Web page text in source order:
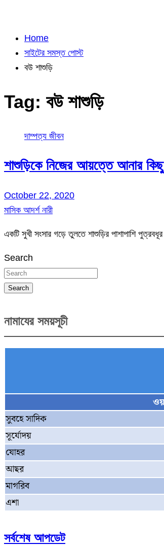
Home
সাইটের সমস্ত পোস্ট
বউ শাশুড়ি
Tag: বউ শাশুড়ি
দাম্পত্য জীবন
শাশুড়িকে নিজের আয়ত্তে আনার কিছু
October 22, 2020
মাসিক আদর্শ নারী
একটি সুখী সংসার গড়ে তুলতে শাশুড়ির পাশাপাশি
Search
Search
নামাযের সময়সূচী
সুবহে সাদিক
সূর্যোদয়
যোহর
আছর
মাগরিব
এশা
সর্বশেষ আপডেট